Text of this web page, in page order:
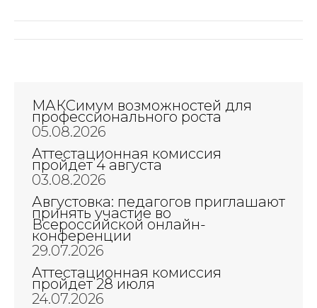
Навигация
МАКСимум возможностей для
профессионального роста
05.08.2026
Аттестационная комиссия
пройдёт 4 августа
03.08.2026
Августовка: педагогов приглашают
принять участие во
Всероссийской онлайн-
конференции
29.07.2026
Аттестационная комиссия
пройдёт 28 июля
24.07.2026